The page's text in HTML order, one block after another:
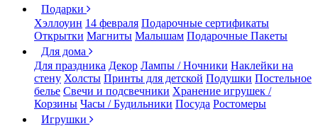
Подарки
Хэллоуин 14 февраля Подарочные сертификаты
Открытки Магниты Малышам Подарочные Пакеты
Для дома
Для праздника Декор Лампы / Ночники Наклейки на
стену Холсты Принты для детской Подушки Постельное
белье Свечи и подсвечники Хранение игрушек /
Корзины Часы / Будильники Посуда Ростомеры
Игрушки